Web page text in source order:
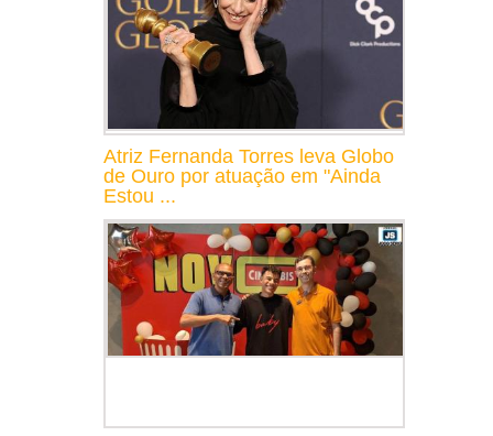
Atriz Fernanda Torres leva Globo
de Ouro por atuação em "Ainda
Estou ...